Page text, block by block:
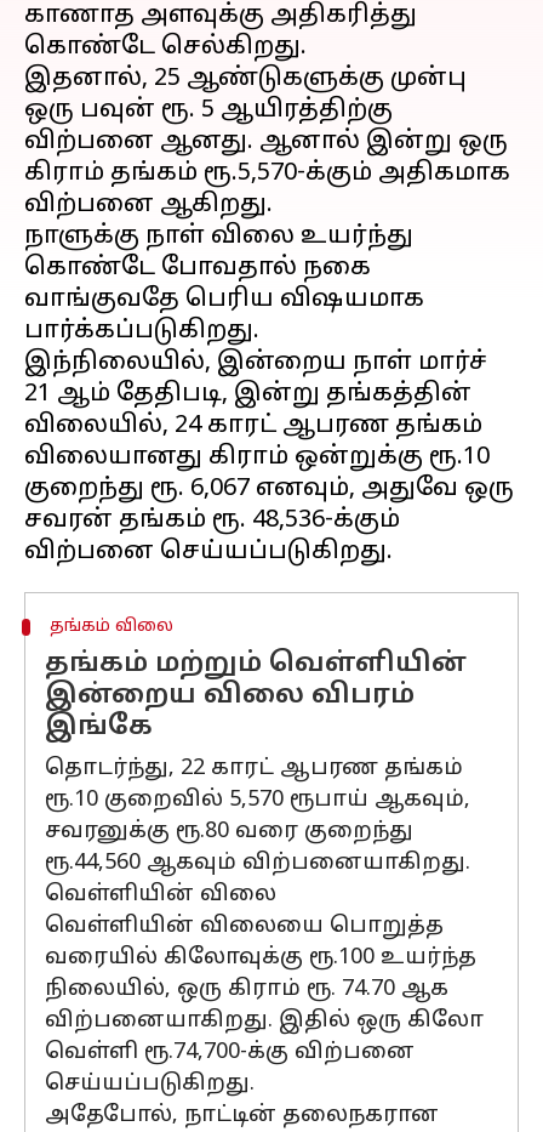
காணாத அளவுக்கு அதிகரித்து
கொண்டே செல்கிறது.
இதனால், 25 ஆண்டுகளுக்கு முன்பு
ஒரு பவுன் ரூ. 5 ஆயிரத்திற்கு
விற்பனை ஆனது. ஆனால் இன்று ஒரு
கிராம் தங்கம் ரூ.5,570-க்கும் அதிகமாக
விற்பனை ஆகிறது.
நாளுக்கு நாள் விலை உயர்ந்து
கொண்டே போவதால் நகை
வாங்குவதே பெரிய விஷயமாக
பார்க்கப்படுகிறது.
இந்நிலையில், இன்றைய நாள் மார்ச்
21 ஆம் தேதிபடி, இன்று தங்கத்தின்
விலையில், 24 காரட் ஆபரண தங்கம்
விலையானது கிராம் ஒன்றுக்கு ரூ.10
குறைந்து ரூ. 6,067 எனவும், அதுவே ஒரு
சவரன் தங்கம் ரூ. 48,536-க்கும்
தங்கம் விலை
தங்கம் மற்றும் வெள்ளியின்
இன்றைய விலை விபரம்
இங்கே
தொடர்ந்து, 22 காரட் ஆபரண தங்கம்
ரூ.10 குறைவில் 5,570 ரூபாய் ஆகவும்,
சவரனுக்கு ரூ.80 வரை குறைந்து
ரூ.44,560 ஆகவும் விற்பனையாகிறது.
வெள்ளியின் விலை
வெள்ளியின் விலையை பொறுத்த
வரையில் கிலோவுக்கு ரூ.100 உயர்ந்த
நிலையில், ஒரு கிராம் ரூ. 74.70 ஆக
விற்பனையாகிறது. இதில் ஒரு கிலோ
வெள்ளி ரூ.74,700-க்கு விற்பனை
செய்யப்படுகிறது.
அதேபோல், நாட்டின் தலைநகரான